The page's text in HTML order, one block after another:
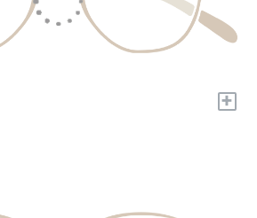
+